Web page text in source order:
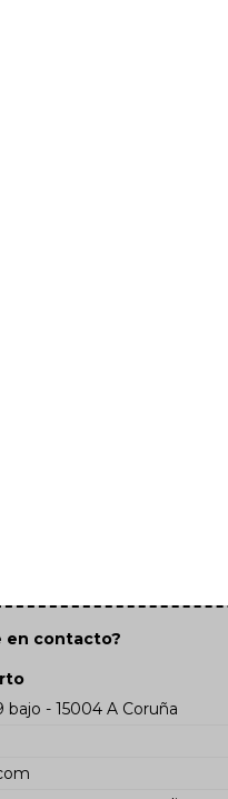
en contacto?
bajo - 15004 A Coruña